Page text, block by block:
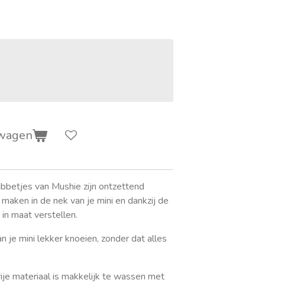
van Mushie zijn ontzettend
in de nek van je mini en dankzij de
maat verstellen.
je mini lekker knoeien, zonder dat alles
materiaal is makkelijk te wassen met